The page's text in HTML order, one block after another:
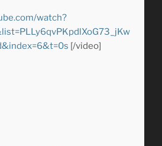
watch?
[/video]